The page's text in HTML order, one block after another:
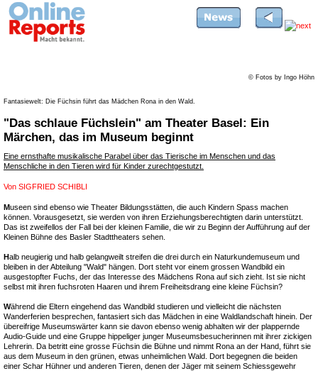
© Fotos by Ingo Höhn
Fantasiewelt: Die Füchsin führt das Mädchen Rona in den Wald.
"Das schlaue Füchslein" am Theater Basel: Ein
Märchen, das im Museum beginnt
Eine ernsthafte musikalische Parabel über das Tierische im Menschen und das
Menschliche in den Tieren wird für Kinder zurechtgestutzt.
Von SIGFRIED SCHIBLI
Museen sind ebenso wie Theater Bildungsstätten, die auch Kindern Spass machen
können. Vorausgesetzt, sie werden von ihren Erziehungsberechtigten darin unterstützt.
Das ist zweifellos der Fall bei der kleinen Familie, die wir zu Beginn der Aufführung auf der
Kleinen Bühne des Basler Stadttheaters sehen.
Halb neugierig und halb gelangweilt streifen die drei durch ein Naturkundemuseum und
bleiben in der Abteilung "Wald" hängen. Dort steht vor einem grossen Wandbild ein
ausgestopfter Fuchs, der das Interesse des Mädchens Rona auf sich zieht. Ist sie nicht
selbst mit ihren fuchsroten Haaren und ihrem Freiheitsdrang eine kleine Füchsin?
Während die Eltern eingehend das Wandbild studieren und vielleicht die nächsten
Wanderferien besprechen, fantasiert sich das Mädchen in eine Waldlandschaft hinein. Der
übereifrige Museumswärter kann sie davon ebenso wenig abhalten wir der plappernde
Audio-Guide und eine Gruppe hippeliger junger Museumsbesucherinnen mit ihrer zickigen
Lehrerin. Da betritt eine grosse Füchsin die Bühne und nimmt Rona an der Hand, führt sie
aus dem Museum in den grünen, etwas unheimlichen Wald. Dort begegnen die beiden
einer Schar Hühner und anderen Tieren, denen der Jäger mit seinem Schiessgewehr